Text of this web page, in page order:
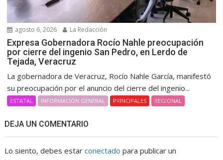
agosto 6, 2026 La Redacción
Expresa Gobernadora Rocío Nahle preocupación
por cierre del ingenio San Pedro, en Lerdo de
Tejada, Veracruz
La gobernadora de Veracruz, Rocío Nahle García, manifestó
su preocupación por el anuncio del cierre del ingenio...
ESTATAL INFORMACIÓN GENERAL PRINCIPALES REGIONAL
DEJA UN COMENTARIO
Lo siento, debes estarconectado para publicar un